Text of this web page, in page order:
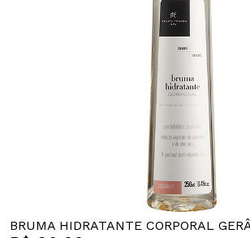
BRUMA HIDRATANTE CORPORAL